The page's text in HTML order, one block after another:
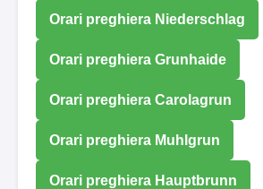
Orari preghiera Niederschlag
Orari preghiera Grunhaide
Orari preghiera Carolagrun
Orari preghiera Muhlgrun
Orari preghiera Hauptbrunn